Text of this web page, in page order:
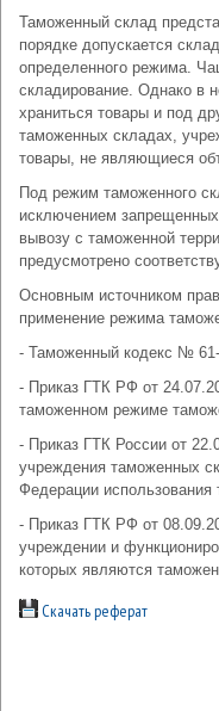
Таможенный склад
порядке допускается
определенного режима.
складирование. Однако в
храниться товары и под
таможенных складах,
товары, не являющиеся
Под режим таможенного
исключением
вывозу с таможенной
предусмотрено
Основным источником
применение режима
- Таможенный кодекс №
- Приказ ГТК РФ от
таможенном режиме
- Приказ ГТК России от
учреждения таможенных
Федерации использования
- Приказ ГТК РФ от
учреждении и
которых являются
Скачать реферат